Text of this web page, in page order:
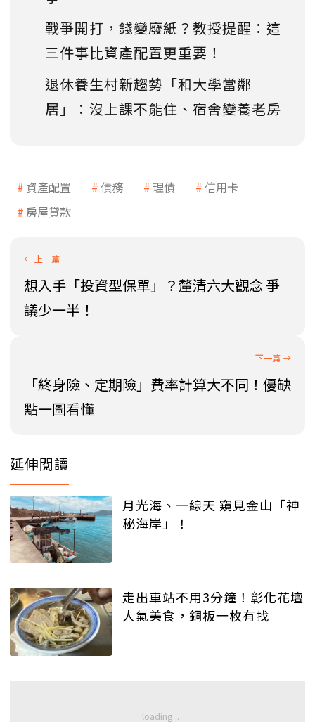
戰爭開打，錢變廢紙？教授提醒：這
三件事比資產配置更重要！
退休養生村新趨勢「和大學當鄰
居」：沒上課不能住、宿舍變養老房
資產配置 債務 理債
信用卡
房屋貸款
想入手「投資型保單」？釐清六大觀念 爭
議少一半！
「終身險、定期險」費率計算大不同！優缺
點一圖看懂
延伸閱讀
月光海、一線天 窺見金山「神
秘海岸」！
走出車站不用3分鐘！彰化花壇
人氣美食，銅板一枚有找